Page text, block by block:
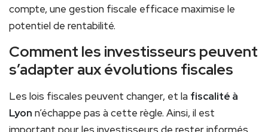
compte, une gestion fiscale efficace maximise le
potentiel de rentabilité.
Comment les investisseurs peuvent
s’adapter aux évolutions fiscales
Les lois fiscales peuvent changer, et la fiscalité à
Lyon n’échappe pas à cette règle. Ainsi, il est